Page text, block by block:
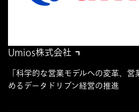
Umios株式会社
「科学的な営業モデルへの変革、
めるデータドリブン経営の推進